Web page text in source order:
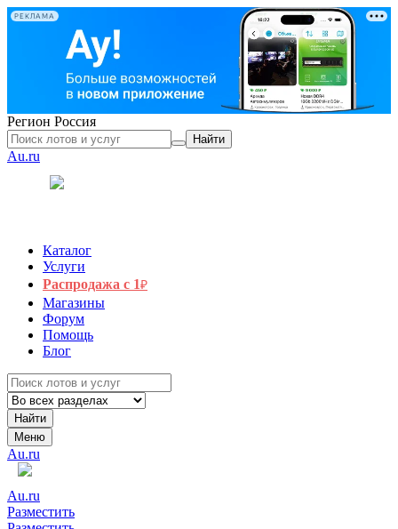
РЕКЛАМА
Регион Россия
Найти
Au.ru
Каталог
Услуги
Распродажа с 1₽
Магазины
Форум
Помощь
Блог
Найти
Меню
Au.ru
Au.ru
Разместить